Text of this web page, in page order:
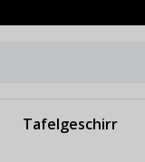
Tafelgeschirr